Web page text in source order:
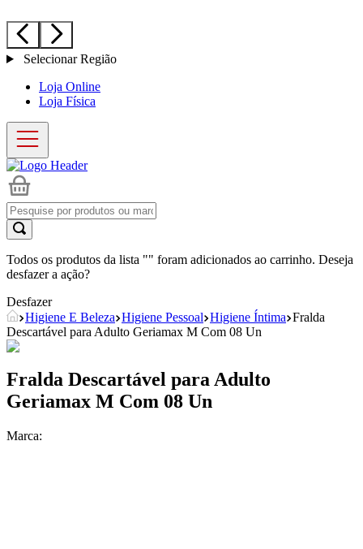
Selecionar Região
Loja Online
Loja Física
Todos os produtos da lista "" foram adicionados ao carrinho. Deseja
desfazer a ação?
Desfazer
Higiene E Beleza Higiene Pessoal Higiene Íntima Fralda
Descartável para Adulto Geriamax M Com 08 Un
Fralda Descartável para Adulto
Geriamax M Com 08 Un
Marca: